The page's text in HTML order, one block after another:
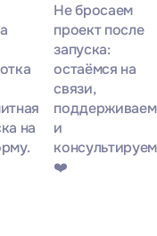
на
Не бросаем
проект после
запуска:
остаёмся на
связи,
поддерживаем
и
консультируем
❤️